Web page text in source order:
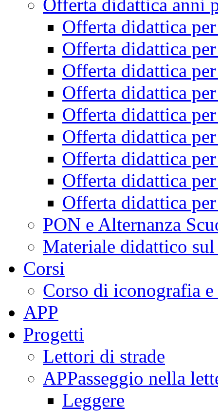
Offerta didattica anni
Offerta didattica
Offerta didattica
Offerta didattica
Offerta didattica
Offerta didattica
Offerta didattica
Offerta didattica
Offerta didattica
Offerta didattica
PON e Alternanza
Materiale didattico
Corsi
Corso di iconografia
APP
Progetti
Lettori di strade
APPasseggio nella
Leggere